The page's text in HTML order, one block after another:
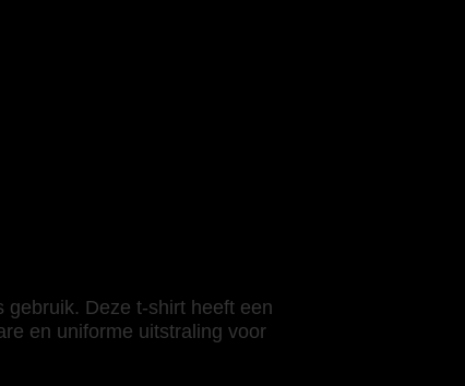
Deze t-shirt heeft een
en uniforme uitstraling voor